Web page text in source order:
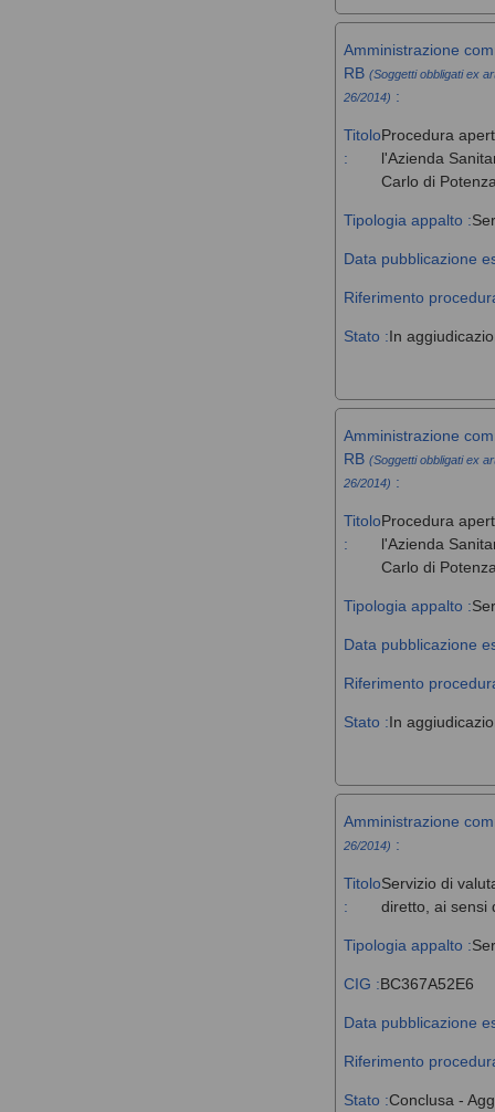
Amministrazione
RB (Soggetti obbligati ex
26/2014) :
Titolo
:
Procedura
l'Azienda
Carlo di
Tipologia appalto :
Data pubblicazione
Riferimento
Stato :In
Amministrazione
RB (Soggetti obbligati ex
26/2014) :
Titolo
:
Procedura
l'Azienda
Carlo di
Tipologia appalto :
Data pubblicazione
Riferimento
Stato :In
Amministrazione
26/2014) :
Titolo
:
Servizio di
diretto, ai sensi
Tipologia appalto :
CIG :BC367A52E6
Data pubblicazione
Riferimento
Stato :Conclusa -